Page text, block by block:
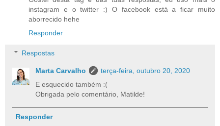
instagram e o twitter :) O facebook está a ficar muito
aborrecido hehe
Responder
Respostas
Marta Carvalho
terça-feira, outubro 20, 2020
E esquecido também :(
Obrigada pelo comentário, Matilde!
Responder